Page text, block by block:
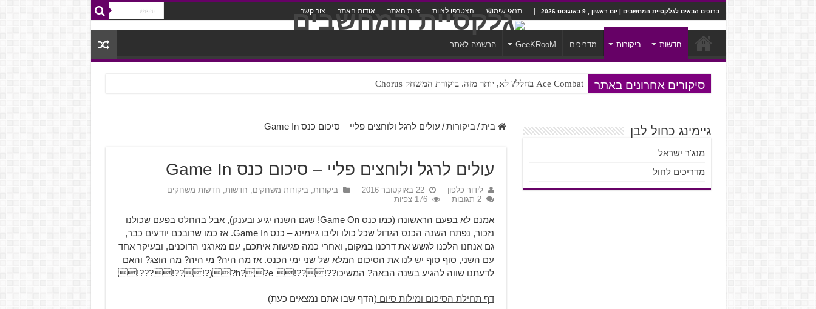
ברוכים הבאים לגלקסיית המחשבים | יום ראשון , 9 באוגוסט 2026 תנאי שימוש הצטרפו לצוות צוות האתר אודות האתר צור קשר
חדשות ביקורות מדריכים GeeKRooM הרשמה לאתר
סיקורים אחרונים באתר Ace Combat בחלל? לא, יותר מזה. ביקורת המשחק Chorus
Steven Universe והשירים שתורגמו בצורה נוראית לעברית
בית / ביקורות / עולים לרגל ולוחצים פליי – סיכום כנס Game In
עולים לרגל ולוחצים פליי – סיכום כנס Game In
לידור כלפון 22 באוקטובר 2016 ביקורות,ביקורות משחקים, חדשות, חדשות משחקים
2 תגובות
176 צפיות
אמנם לא בפעם הראשונה (כמו כנס Game On! שגם השנה יגיע ובענק), אבל בהחלט בפעם שכולנו
נזכור, נפתח השנה הכנס הגדול שכל כולו וליבו גיימינג – כנס Game In. אז כמו שרובכם יודעים כבר,
גם אנחנו הלכנו לגשש את דרכנו במקום, ואחרי כמה פגישות איתכם, עם מארגני הדוכנים, ובעיקר אחד
עם השני, סוף סוף יש לנו את הסיכום המלא של שני ימי הכנס. אז מה היה? מי היה? מה הוצג? והאם
לדעתנו שווה להגיע בשנה הבאה? המשיכו??!??! h??e?(?!??!???!
דף תחילת הסיכום ומילות סיום (הדף שבו אתם נמצאים כעת)
גיימינג כחול לבן
מנג'ר ישראל
מדריכים לחול